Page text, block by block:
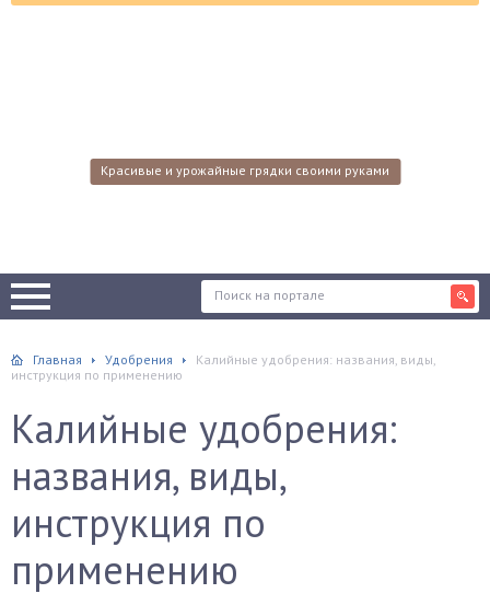
Красивые и урожайные грядки своими руками
Главная Удобрения
Калийные удобрения: названия, виды,
инструкция по применению
Калийные удобрения:
названия, виды,
инструкция по
применению